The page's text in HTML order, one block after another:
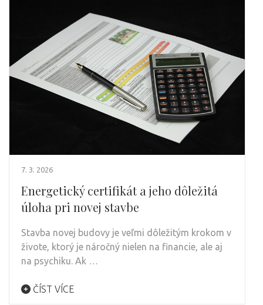
7. 3. 2026
Energetický certifikát a jeho dôležitá
úloha pri novej stavbe
Stavba novej budovy je veľmi dôležitým krokom v
živote, ktorý je náročný nielen na financie, ale aj
na psychiku. Ak …
ČÍST VÍCE